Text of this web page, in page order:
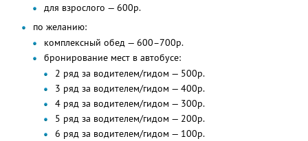
для взрослого — 600р.
по желанию:
комплексный обед — 600–700р.
бронирование мест в автобусе:
2 ряд за водителем/гидом — 500р.
3 ряд за водителем/гидом — 400р.
4 ряд за водителем/гидом — 300р.
5 ряд за водителем/гидом — 200р.
6 ряд за водителем/гидом — 100р.